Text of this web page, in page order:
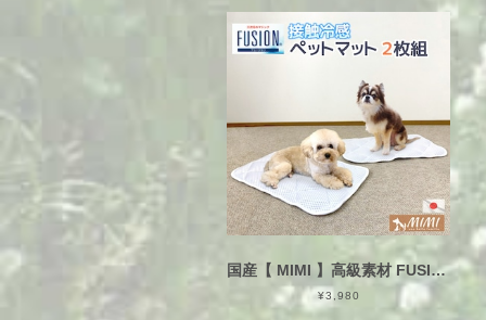
国産【 MIMI 】高級素材 FUSION 2枚セット 割安 約35×55cm ペットマット 接触冷感 ひんやり クールマット フュージョン 送料無料 日本製 COOL ひんやりマット 滑り止め付き キルティング おしゃれ クールシート 冷感マット 冷感シート ペット ベッド 犬 ネコ 夏 暑さ対策 白
¥3,980